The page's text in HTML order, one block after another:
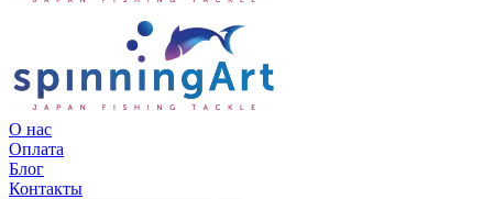
О нас
Оплата
Блог
Контакты